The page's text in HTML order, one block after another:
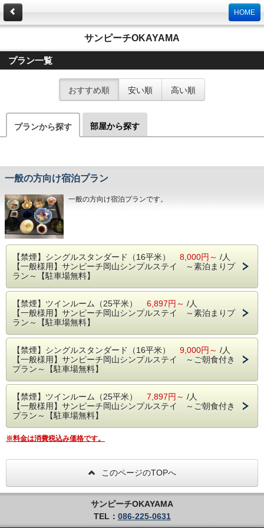
HOME
サンピーチOKAYAMA
プラン一覧
おすすめ順 安い順 高い順
プランから探す 部屋から探す
一般の方向け宿泊プラン
一般の方向け宿泊プランです。
【禁煙】シングルスタンダード（16平米） 8,000円～ /人
【一般様用】サンピーチ岡山シンプルステイ ～素泊まりプ
ラン～【駐車場無料】
【禁煙】ツインルーム（25平米） 6,897円～ /人
【一般様用】サンピーチ岡山シンプルステイ ～素泊まりプ
ラン～【駐車場無料】
【禁煙】シングルスタンダード（16平米） 9,000円～ /人
【一般様用】サンピーチ岡山シンプルステイ ～ご朝食付き
プラン～【駐車場無料】
【禁煙】ツインルーム（25平米） 7,897円～ /人
【一般様用】サンピーチ岡山シンプルステイ ～ご朝食付き
プラン～【駐車場無料】
※料金は消費税込み価格です。
このページのTOPへ
サンピーチOKAYAMA
TEL： 086-225-0631